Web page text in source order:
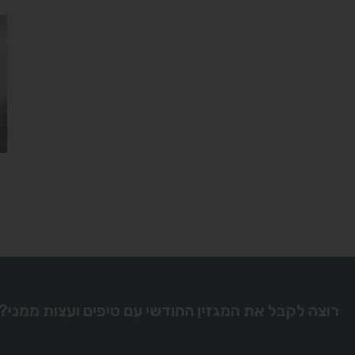
רוצה לקבל את המגזין החודשי עם טיפים ועצות